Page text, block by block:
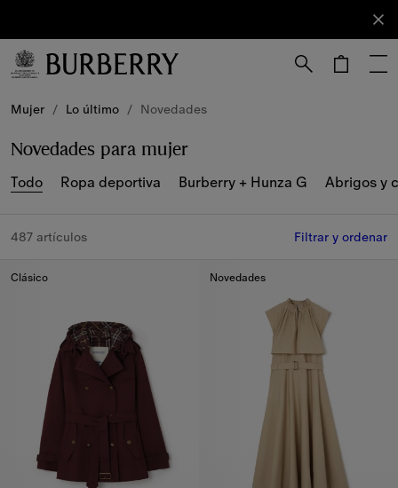
Suscríbete
a nuestro
boletín de
Mujer / Lo último / Novedades
Novedades para mujer
Todo Ropa deportiva Burberry + Hunza G Abrigos y
487 artículos Filtrar y ordenar
Clásico Novedades